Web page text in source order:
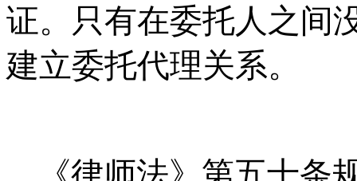
证。只有在委托人之间
建立委托代理关系。
《律师法》第五十条